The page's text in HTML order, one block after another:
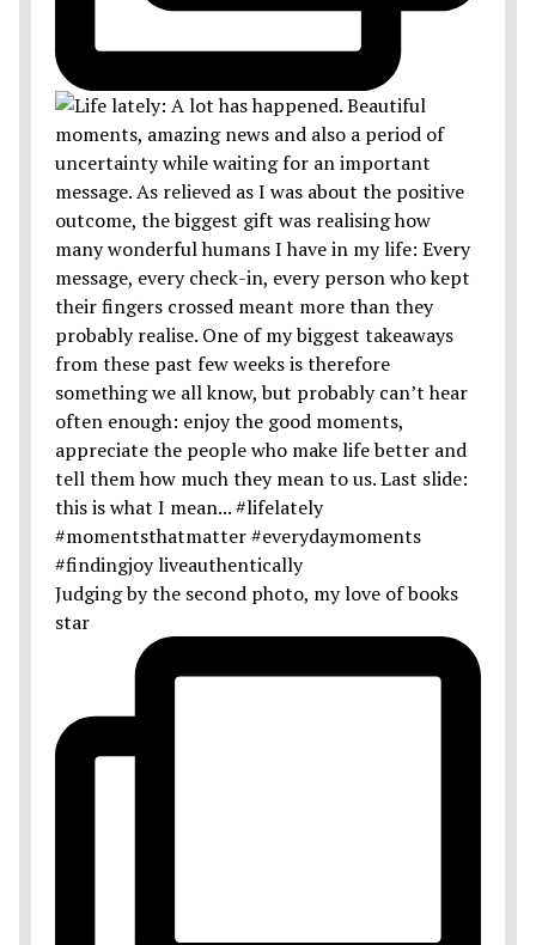
Judging by the second photo, my love of books
star